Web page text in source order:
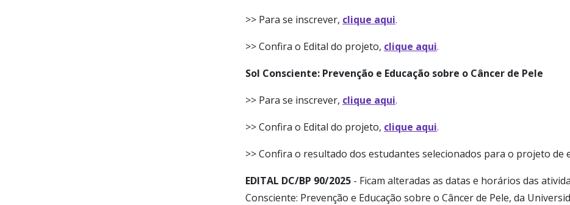
>> Para se inscrever, clique aqui.
>> Confira o Edital do projeto, clique aqui.
Sol Consciente: Prevenção e Educação sobre o Câncer de Pele
>> Para se inscrever, clique aqui.
>> Confira o Edital do projeto, clique aqui.
>> Confira o resultado dos estudantes selecionados para o projeto de
EDITAL DC/BP 90/2025 - Ficam alteradas as datas e horários das
Consciente: Prevenção e Educação sobre o Câncer de Pele, da